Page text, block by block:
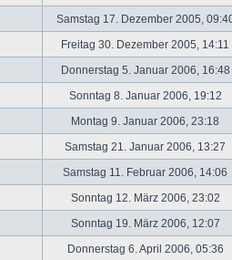
Samstag 17. Dezember 2005,
Freitag 30. Dezember 2005, 14:11
Donnerstag 5. Januar 2006, 16:48
Sonntag 8. Januar 2006, 19:12
Montag 9. Januar 2006, 23:18
Samstag 21. Januar 2006, 13:27
Samstag 11. Februar 2006, 14:06
Sonntag 12. März 2006, 23:02
Sonntag 19. März 2006, 12:07
Donnerstag 6. April 2006, 05:36